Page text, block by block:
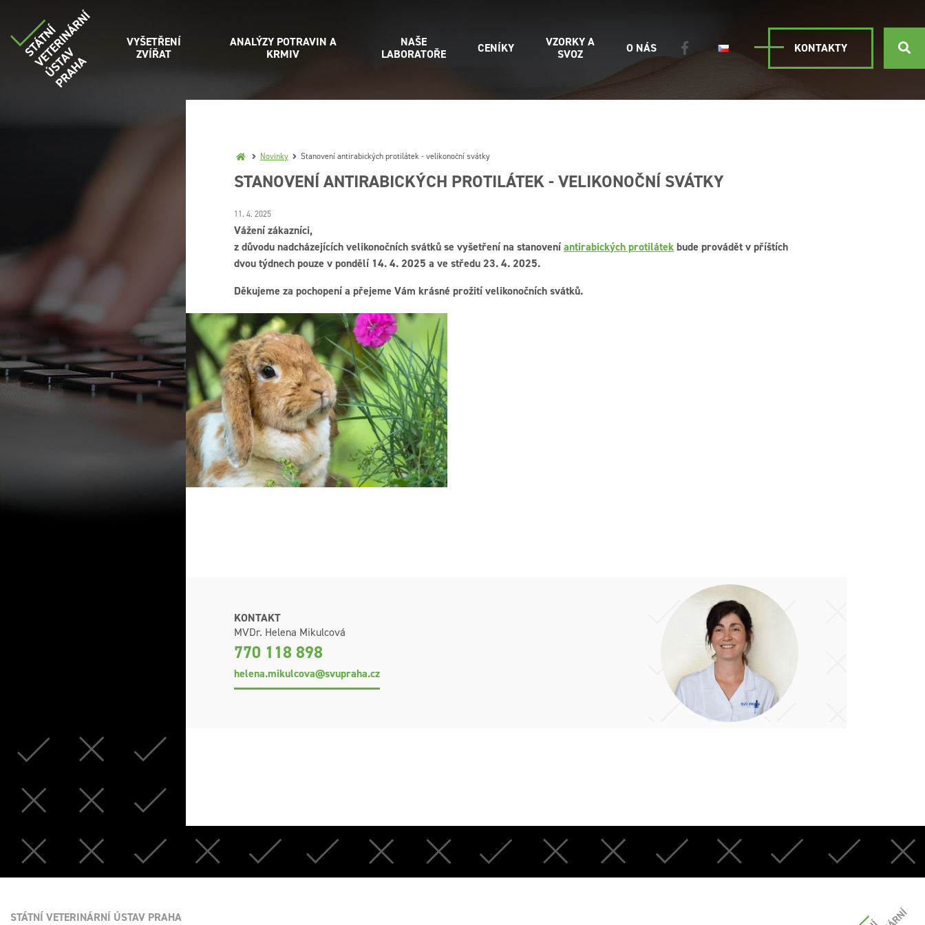
VYŠETŘENÍ
ZVÍŘAT
ANALÝZY POTRAVIN A
KRMIV
NAŠE
LABORATOŘE
CENÍKY
VZORKY A
SVOZ
O NÁS KONTAKTY
Novinky Stanovení antirabických protilátek - velikonoční svátky
STANOVENÍ ANTIRABICKÝCH PROTILÁTEK - VELIKONOČNÍ SVÁTKY
11. 4. 2025
Vážení zákazníci,
z důvodu nadcházejících velikonočních svátků se vyšetření na stanoveníantirabických protilátekbude provádět v příštích
dvou týdnech pouze v pondělí 14. 4. 2025 a ve středu 23. 4. 2025.
Děkujeme za pochopení a přejeme Vám krásné prožití velikonočních svátků.
KONTAKT
MVDr. Helena Mikulcová
770 118 898
helena.mikulcova@svupraha.cz
STÁTNÍ VETERINÁRNÍ ÚSTAV PRAHA